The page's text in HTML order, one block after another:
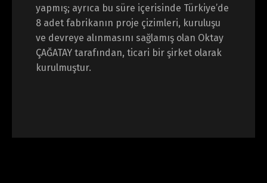
yapmış; ayrıca bu süre içerisinde Türkiye’de
8 adet fabrikanın proje çizimleri, kuruluşu
ve devreye alınmasını sağlamış olan Oktay
ÇAĞATAY tarafından, ticari bir şirket olarak
kurulmuştur.